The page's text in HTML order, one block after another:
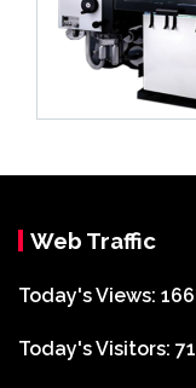
Web Traffic
Today's Views: 166
Today's Visitors: 71